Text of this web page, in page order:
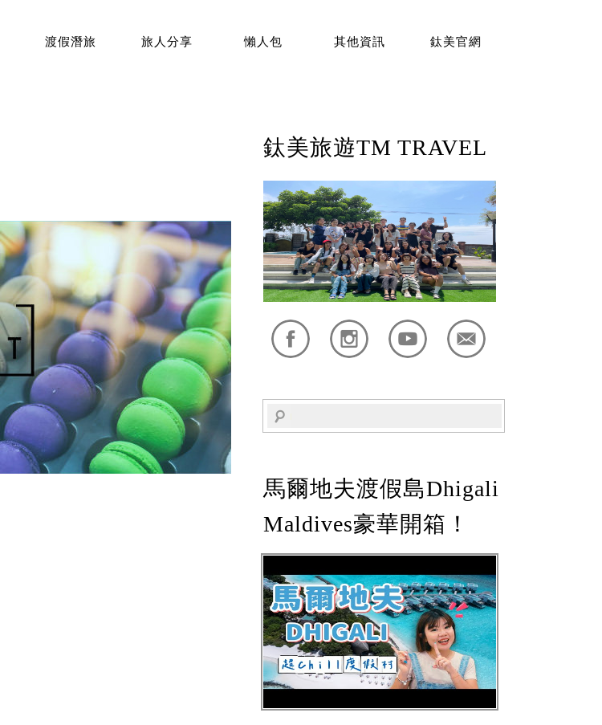
渡假潛旅 旅人分享 懶人包 其他資訊 鈦美官網
鈦美旅遊TM TRAVEL
馬爾地夫渡假島Dhigali
Maldives豪華開箱！